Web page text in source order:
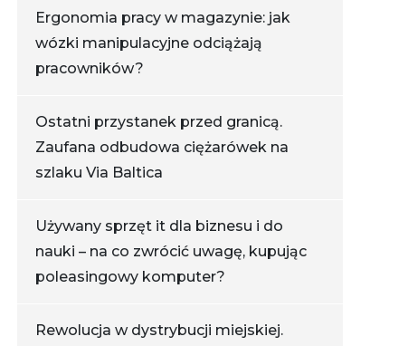
Ergonomia pracy w magazynie: jak
wózki manipulacyjne odciążają
pracowników?
Ostatni przystanek przed granicą.
Zaufana odbudowa ciężarówek na
szlaku Via Baltica
Używany sprzęt it dla biznesu i do
nauki – na co zwrócić uwagę, kupując
poleasingowy komputer?
Rewolucja w dystrybucji miejskiej.